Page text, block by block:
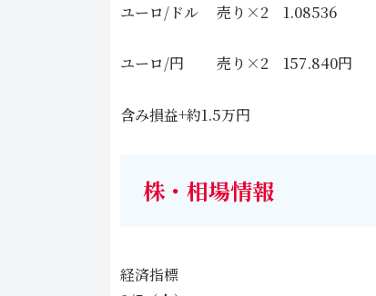
ユーロ/ドル 売り×2 1.08536
ユーロ/円 売り×2 157.840円
含み損益+約1.5万円
株・相場情報
経済指標